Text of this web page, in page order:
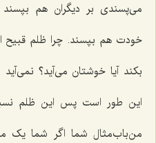
مى‌پسندى بر دیگران هم
خودت هم بپسند. چرا ظلم
بکند آیا خوشتان می‌آید؟ نمی‌آید
این طور است پس این ظلم
من‌باب‌‌مثال شما اگر شما یک